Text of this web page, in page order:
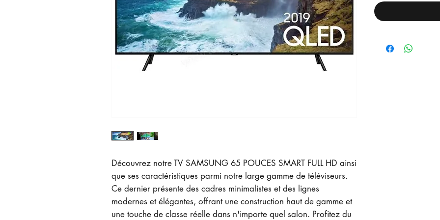
Découvrez notre TV SAMSUNG 65 POUCES SMART FULL HD ainsi
que ses caractéristiques parmi notre large gamme de téléviseurs.
Ce dernier présente des cadres minimalistes et des lignes
modernes et élégantes, offrant une construction haut de gamme et
une touche de classe réelle dans n'importe quel salon. Profitez du